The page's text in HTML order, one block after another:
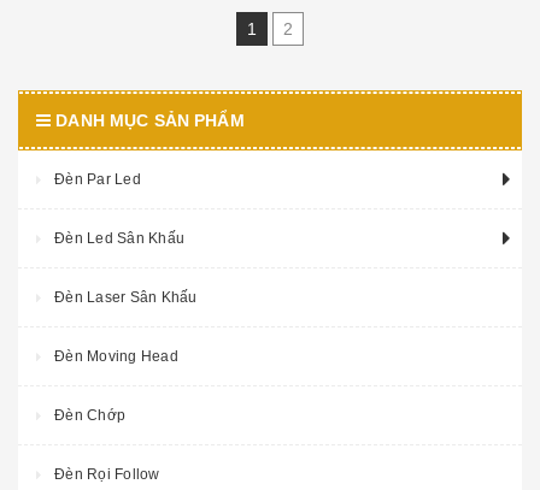
1 2
DANH MỤC SẢN PHẨM
Đèn Par Led
Đèn Led Sân Khấu
Đèn Laser Sân Khấu
Đèn Moving Head
Đèn Chớp
Đèn Rọi Follow